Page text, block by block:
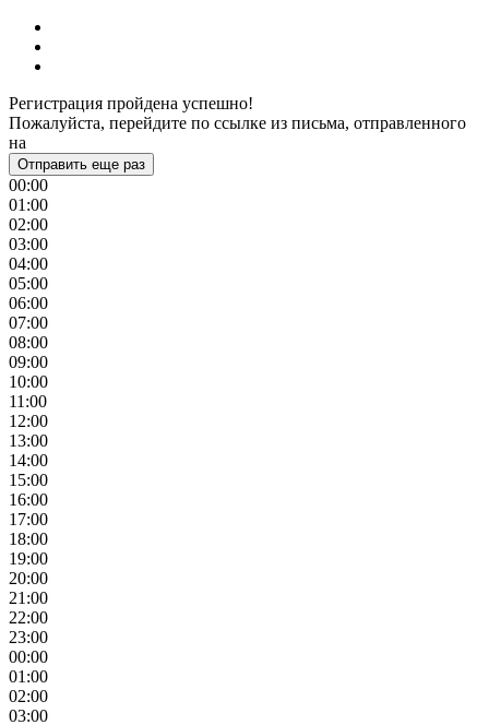
Регистрация пройдена успешно!
Пожалуйста, перейдите по ссылке из письма, отправленного
на
Отправить еще раз
00:00
01:00
02:00
03:00
04:00
05:00
06:00
07:00
08:00
09:00
10:00
11:00
12:00
13:00
14:00
15:00
16:00
17:00
18:00
19:00
20:00
21:00
22:00
23:00
00:00
01:00
02:00
03:00